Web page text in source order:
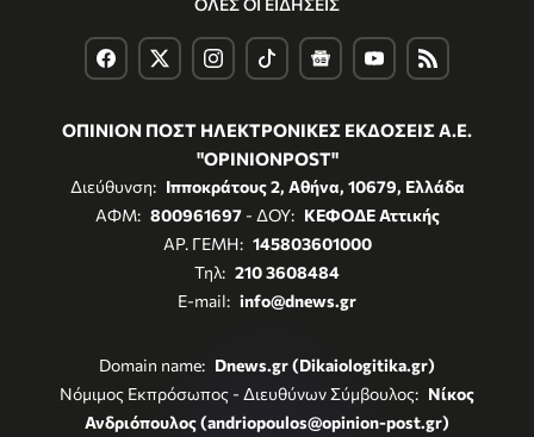
ΟΛΕΣ ΟΙ ΕΙΔΗΣΕΙΣ
ΟΠΙΝΙΟΝ ΠΟΣΤ ΗΛΕΚΤΡΟΝΙΚΕΣ ΕΚΔΟΣΕΙΣ Α.Ε.
"OPINIONPOST"
Διεύθυνση: Ιπποκράτους 2, Αθήνα, 10679, Ελλάδα
ΑΦΜ: 800961697- ΔΟΥ: ΚΕΦΟΔΕ Αττικής
ΑΡ. ΓΕΜΗ: 145803601000
Τηλ: 210 3608484
E-mail: info@dnews.gr
Domain name: Dnews.gr (Dikaiologitika.gr)
Νόμιμος Εκπρόσωπος - Διευθύνων Σύμβουλος: Νίκος
Ανδριόπουλος (andriopoulos@opinion-post.gr)